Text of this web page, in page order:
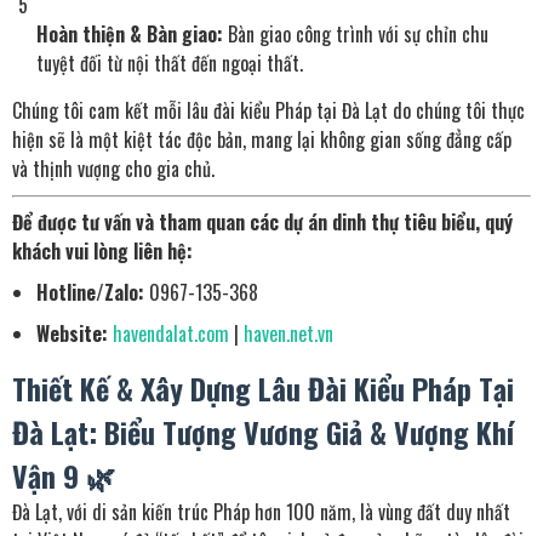
Hoàn thiện & Bàn giao: Bàn giao công trình với sự chỉn chu
tuyệt đối từ nội thất đến ngoại thất.
Chúng tôi cam kết mỗi lâu đài kiểu Pháp tại Đà Lạt do chúng tôi thực
hiện sẽ là một kiệt tác độc bản, mang lại không gian sống đẳng cấp
và thịnh vượng cho gia chủ.
Để được tư vấn và tham quan các dự án dinh thự tiêu biểu, quý
khách vui lòng liên hệ:
Hotline/Zalo: 0967-135-368
Website: havendalat.com | haven.net.vn
Thiết Kế & Xây Dựng Lâu Đài Kiểu Pháp Tại
Đà Lạt: Biểu Tượng Vương Giả & Vượng Khí
Vận 9 🌿
Đà Lạt, với di sản kiến trúc Pháp hơn 100 năm, là vùng đất duy nhất